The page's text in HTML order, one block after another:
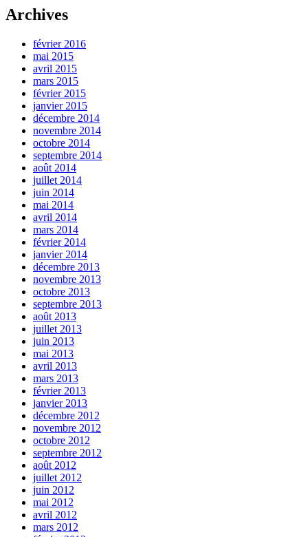
Archives
février 2016
mai 2015
avril 2015
mars 2015
février 2015
janvier 2015
décembre 2014
novembre 2014
octobre 2014
septembre 2014
août 2014
juillet 2014
juin 2014
mai 2014
avril 2014
mars 2014
février 2014
janvier 2014
décembre 2013
novembre 2013
octobre 2013
septembre 2013
août 2013
juillet 2013
juin 2013
mai 2013
avril 2013
mars 2013
février 2013
janvier 2013
décembre 2012
novembre 2012
octobre 2012
septembre 2012
août 2012
juillet 2012
juin 2012
mai 2012
avril 2012
mars 2012